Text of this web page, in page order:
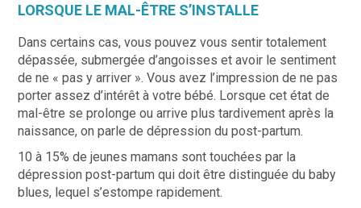
LORSQUE LE MAL-ÊTRE S’INSTALLE
Dans certains cas, vous pouvez vous sentir totalement
dépassée, submergée d’angoisses et avoir le sentiment
de ne « pas y arriver ». Vous avez l’impression de ne pas
porter assez d’intérêt à votre bébé. Lorsque cet état de
mal-être se prolonge ou arrive plus tardivement après la
naissance, on parle de dépression du post-partum.
10 à 15% de jeunes mamans sont touchées par la
dépression post-partum qui doit être distinguée du baby
blues, lequel s’estompe rapidement.